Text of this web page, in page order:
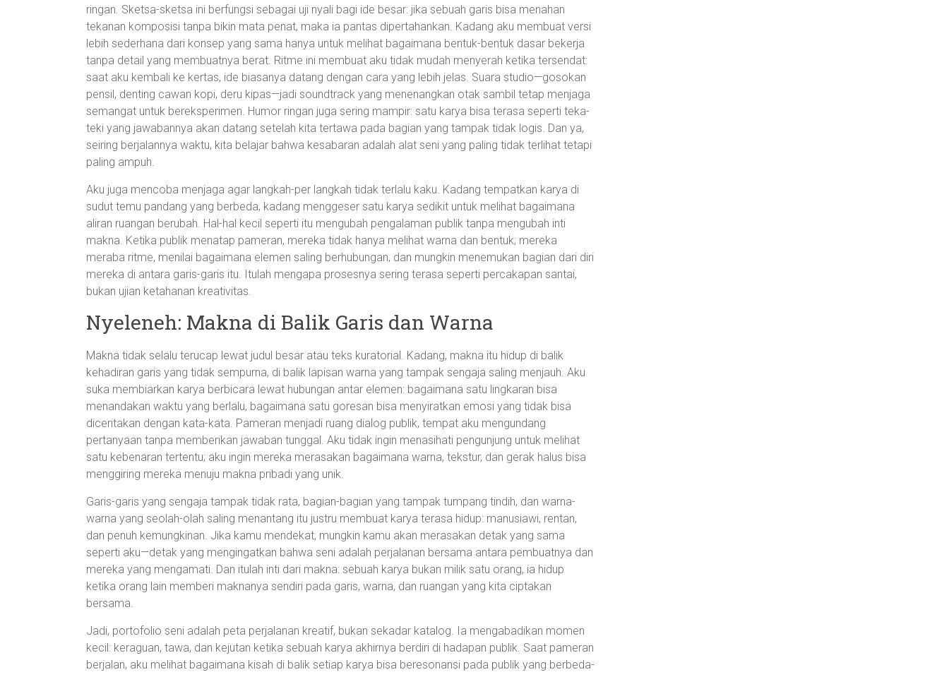
ringan. Sketsa-sketsa ini berfungsi sebagai uji nyali bagi ide besar: jika sebuah garis bisa menahan
tekanan komposisi tanpa bikin mata penat, maka ia pantas dipertahankan. Kadang aku membuat versi
lebih sederhana dari konsep yang sama hanya untuk melihat bagaimana bentuk-bentuk dasar bekerja
tanpa detail yang membuatnya berat. Ritme ini membuat aku tidak mudah menyerah ketika tersendat:
saat aku kembali ke kertas, ide biasanya datang dengan cara yang lebih jelas. Suara studio—gosokan
pensil, denting cawan kopi, deru kipas—jadi soundtrack yang menenangkan otak sambil tetap menjaga
semangat untuk bereksperimen. Humor ringan juga sering mampir: satu karya bisa terasa seperti teka-
teki yang jawabannya akan datang setelah kita tertawa pada bagian yang tampak tidak logis. Dan ya,
seiring berjalannya waktu, kita belajar bahwa kesabaran adalah alat seni yang paling tidak terlihat tetapi
paling ampuh.
Aku juga mencoba menjaga agar langkah-per langkah tidak terlalu kaku. Kadang tempatkan karya di
sudut temu pandang yang berbeda, kadang menggeser satu karya sedikit untuk melihat bagaimana
aliran ruangan berubah. Hal-hal kecil seperti itu mengubah pengalaman publik tanpa mengubah inti
makna. Ketika publik menatap pameran, mereka tidak hanya melihat warna dan bentuk; mereka
meraba ritme, menilai bagaimana elemen saling berhubungan, dan mungkin menemukan bagian dari diri
mereka di antara garis-garis itu. Itulah mengapa prosesnya sering terasa seperti percakapan santai,
bukan ujian ketahanan kreativitas.
Nyeleneh: Makna di Balik Garis dan Warna
Makna tidak selalu terucap lewat judul besar atau teks kuratorial. Kadang, makna itu hidup di balik
kehadiran garis yang tidak sempurna, di balik lapisan warna yang tampak sengaja saling menjauh. Aku
suka membiarkan karya berbicara lewat hubungan antar elemen: bagaimana satu lingkaran bisa
menandakan waktu yang berlalu, bagaimana satu goresan bisa menyiratkan emosi yang tidak bisa
diceritakan dengan kata-kata. Pameran menjadi ruang dialog publik, tempat aku mengundang
pertanyaan tanpa memberikan jawaban tunggal. Aku tidak ingin menasihati pengunjung untuk melihat
satu kebenaran tertentu; aku ingin mereka merasakan bagaimana warna, tekstur, dan gerak halus bisa
menggiring mereka menuju makna pribadi yang unik.
Garis-garis yang sengaja tampak tidak rata, bagian-bagian yang tampak tumpang tindih, dan warna-
warna yang seolah-olah saling menantang itu justru membuat karya terasa hidup: manusiawi, rentan,
dan penuh kemungkinan. Jika kamu mendekat, mungkin kamu akan merasakan detak yang sama
seperti aku—detak yang mengingatkan bahwa seni adalah perjalanan bersama antara pembuatnya dan
mereka yang mengamati. Dan itulah inti dari makna: sebuah karya bukan milik satu orang, ia hidup
ketika orang lain memberi maknanya sendiri pada garis, warna, dan ruangan yang kita ciptakan
bersama.
Jadi, portofolio seni adalah peta perjalanan kreatif, bukan sekadar katalog. Ia mengabadikan momen
kecil: keraguan, tawa, dan kejutan ketika sebuah karya akhirnya berdiri di hadapan publik. Saat pameran
berjalan, aku melihat bagaimana kisah di balik setiap karya bisa beresonansi pada publik yang berbeda-